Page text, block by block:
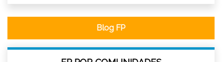
Blog FP